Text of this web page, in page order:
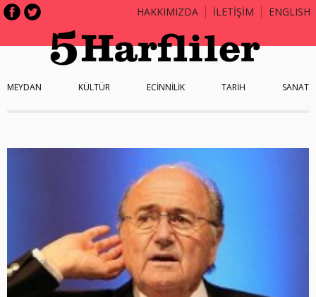
HAKKIMIZDA İLETİŞİM ENGLISH
MEYDAN KÜLTÜR ECİNNİLİK TARİH SANAT